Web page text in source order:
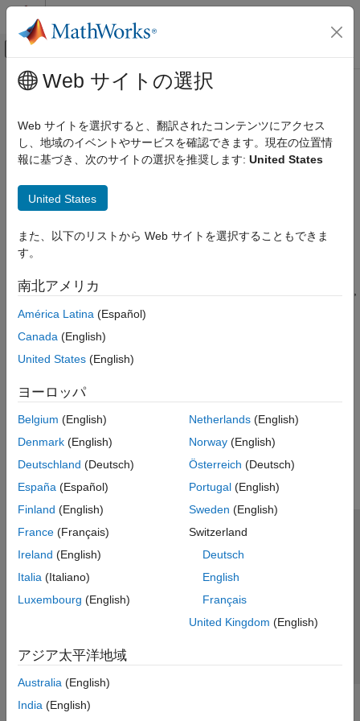
コンテンツへスキップ
オフキャンバス ナビゲーション メ
ドキュメンテーションのホーム
Stateflow
検証およびコード生成
カテゴリ
デバッグ
信号の監視とログの取得
Stateflow での操作点の保存
パフォーマンス
メインコンテンツ
ツールの検定と認定
IEC Certification Kitを使用した Stateflow® の検定
IEC Certification Kit (for ISO 26262 and IEC 61508)を使用して、
定できます。
トピック
Tool Certification
26262, IEC 61508, IEC 62304, EN 50128, EN 50657, EN 50716,
ISO 25119, and IEC 61511 objectives
Overview of the Artifacts in the IEC Certification Kit
Certification Kit)
evidence, templates, test cases, and test procedures.
この情報は役に立ちましたか？
Web サイトの選択
Web サイトを選択すると、翻訳されたコンテンツにアクセス
し、地域のイベントやサービスを確認できます。現在の位置情
報に基づき、次のサイトの選択を推奨します: United States
United States
また、以下のリストから Web サイトを選択することもできま
す。
南北アメリカ
América Latina (Español)
Canada (English)
United States (English)
ヨーロッパ
Belgium (English)
Denmark (English)
Deutschland (Deutsch)
España (Español)
Finland (English)
France (Français)
Ireland (English)
Italia (Italiano)
Luxembourg (English)
Netherlands(English)
Norway(English)
Österreich (Deutsch)
Portugal(English)
Sweden (English)
Switzerland
Deutsch
English
Français
United Kingdom (English)
アジア太平洋地域
Australia (English)
India (English)
トラストセンター
プライバシー ポリシー
違法コピー防止
アプリケーション ステータス
© 1994-2026 The MathWorks, Inc.
Web サイ
日本